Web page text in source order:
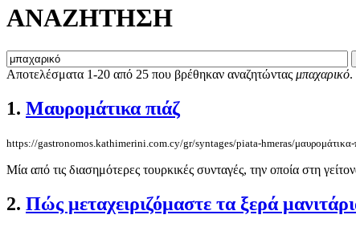
ΑΝΑΖΗΤΗΣΗ
Αποτελέσματα 1-20 από 25 που βρέθηκαν αναζητώντας μπαχαρικό.
1. Μαυρομάτικα πιάζ
https://gastronomos.kathimerini.com.cy/gr/syntages/piata-hmeras/μαυρομάτικα-
Μία από τις διασημότερες τουρκικές συνταγές, την οποία στη
2. Πώς μεταχειριζόμαστε τα ξερά